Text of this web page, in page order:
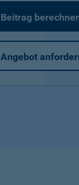
Beitrag
Angebot